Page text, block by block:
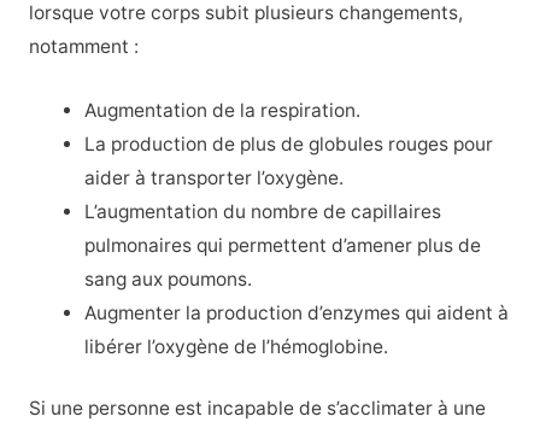
lorsque votre corps subit plusieurs changements,
notamment :
Augmentation de la respiration.
La production de plus de globules rouges pour
aider à transporter l’oxygène.
L’augmentation du nombre de capillaires
pulmonaires qui permettent d’amener plus de
sang aux poumons.
Augmenter la production d’enzymes qui aident à
libérer l’oxygène de l’hémoglobine.
Si une personne est incapable de s’acclimater à une